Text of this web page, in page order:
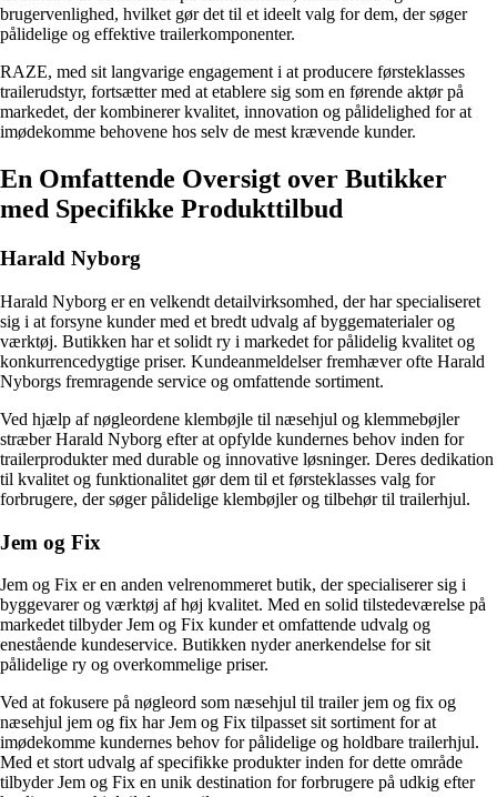
brugervenlighed, hvilket gør det til et ideelt valg for dem, der søger
pålidelige og effektive trailerkomponenter.
RAZE, med sit langvarige engagement i at producere førsteklasses
trailerudstyr, fortsætter med at etablere sig som en førende aktør på
markedet, der kombinerer kvalitet, innovation og pålidelighed for at
imødekomme behovene hos selv de mest krævende kunder.
En Omfattende Oversigt over Butikker
med Specifikke Produkttilbud
Harald Nyborg
Harald Nyborg er en velkendt detailvirksomhed, der har specialiseret
sig i at forsyne kunder med et bredt udvalg af byggematerialer og
værktøj. Butikken har et solidt ry i markedet for pålidelig kvalitet og
konkurrencedygtige priser. Kundeanmeldelser fremhæver ofte Harald
Nyborgs fremragende service og omfattende sortiment.
Ved hjælp af nøgleordene klembøjle til næsehjul og klemmebøjler
stræber Harald Nyborg efter at opfylde kundernes behov inden for
trailerprodukter med durable og innovative løsninger. Deres dedikation
til kvalitet og funktionalitet gør dem til et førsteklasses valg for
forbrugere, der søger pålidelige klembøjler og tilbehør til trailerhjul.
Jem og Fix
Jem og Fix er en anden velrenommeret butik, der specialiserer sig i
byggevarer og værktøj af høj kvalitet. Med en solid tilstedeværelse på
markedet tilbyder Jem og Fix kunder et omfattende udvalg og
enestående kundeservice. Butikken nyder anerkendelse for sit
pålidelige ry og overkommelige priser.
Ved at fokusere på nøgleord som næsehjul til trailer jem og fix og
næsehjul jem og fix har Jem og Fix tilpasset sit sortiment for at
imødekomme kundernes behov for pålidelige og holdbare trailerhjul.
Med et stort udvalg af specifikke produkter inden for dette område
tilbyder Jem og Fix en unik destination for forbrugere på udkig efter